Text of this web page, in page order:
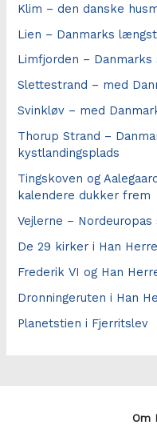
Klim – den danske
Lien – Danmarks
Limfjorden –
Slettestrand – med
Svinkløv – med
Thorup Strand –
kystlandingsplads
Tingskoven og
kalendere dukker frem
Vejlerne –
De 29 kirker i Han
Frederik VI og Han
Dronningeruten i Han
Planetstien i Fjerritslev
Om